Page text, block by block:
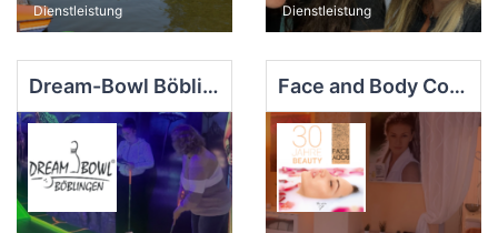
Dienstleistung Dienstleistung
Dream-Bowl Böblingen Face and Body Cosmetic